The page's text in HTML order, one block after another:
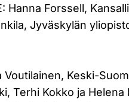
Hanna Forssell,
Jyväskylän
Voutilainen, Keski-
Terhi Kokko ja